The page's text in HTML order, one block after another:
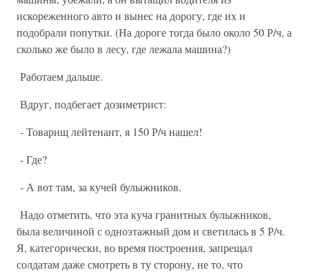
искореженного авто и вынес на дорогу, где их и
подобрали попутки. (На дороге тогда было около 50 Р/ч, а
сколько же было в лесу, где лежала машина?)
Работаем дальше.
Вдруг, подбегает дозиметрист:
- Товарищ лейтенант, я 150 Р/ч нашел!
- Где?
- А вот там, за кучей булыжников.
Надо отметить, что эта куча гранитных булыжников,
была величиной с одноэтажный дом и светилась в 5 Р/ч.
Я, категорически, во время построения, запрещал
солдатам даже смотреть в ту сторону, не то, что